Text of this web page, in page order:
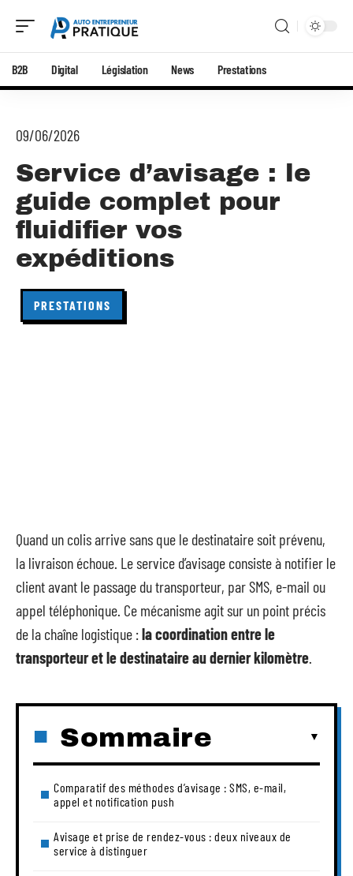
B2B Digital Législation News Prestations
09/06/2026
Service d’avisage : le
guide complet pour
fluidifier vos
expéditions
PRESTATIONS
Quand un colis arrive sans que le destinataire soit prévenu,
la livraison échoue. Le service d’avisage consiste à notifier le
client avant le passage du transporteur, par SMS, e-mail ou
appel téléphonique. Ce mécanisme agit sur un point précis
de la chaîne logistique :la coordination entre le
transporteur et le destinataire au dernier kilomètre.
Sommaire
Comparatif des méthodes d’avisage : SMS, e-mail,
appel et notification push
Avisage et prise de rendez-vous : deux niveaux de
service à distinguer